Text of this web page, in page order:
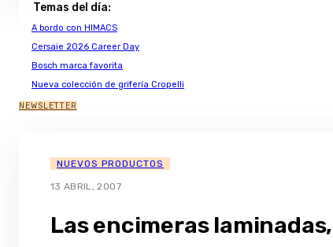
Temas del día:
A bordo con HIMACS
Cersaie 2026 Career Day
Bosch marca favorita
Nueva colección de grifería Cropelli
NEWSLETTER
NUEVOS PRODUCTOS
13 ABRIL, 2007
Las encimeras